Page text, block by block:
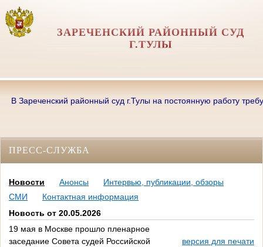
ЗАРЕЧЕНСКИЙ РАЙОННЫЙ СУД
Г.ТУЛЫ
Зареченский районный суд г.Тулы на постоянную работу
ПРЕСС-СЛУЖБА
Новости Анонсы
Интервью, публикации, обзоры
СМИ
Контактная информация
Новость от 20.05.2026
19 мая в Москве прошло пленарное
заседание Совета судей Российской
версия для печати